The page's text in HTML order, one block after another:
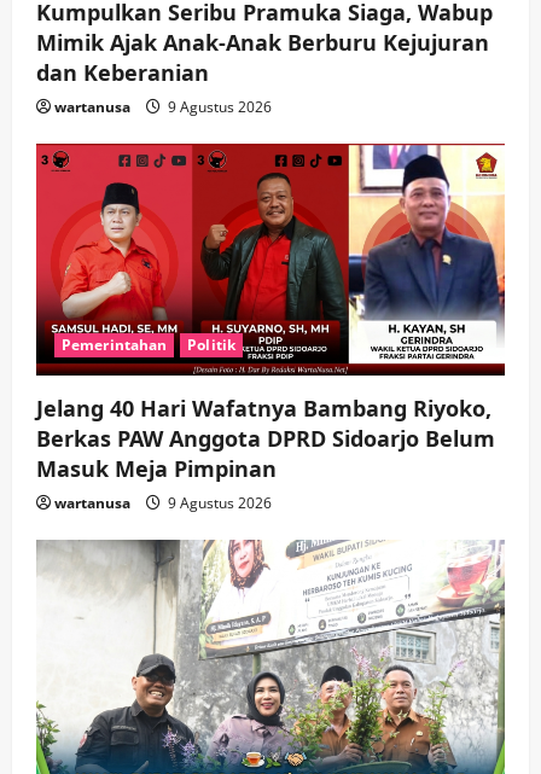
n
Kumpulkan Seribu Pramuka Siaga, Wabup
Mimik Ajak Anak-Anak Berburu Kejujuran
dan Keberanian
wartanusa 9 Agustus 2026
Pemerintahan Politik
Jelang 40 Hari Wafatnya Bambang Riyoko,
Berkas PAW Anggota DPRD Sidoarjo Belum
Masuk Meja Pimpinan ​
wartanusa 9 Agustus 2026